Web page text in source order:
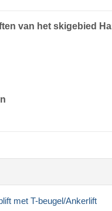
van het skigebied
met T-beugel/Ankerlift